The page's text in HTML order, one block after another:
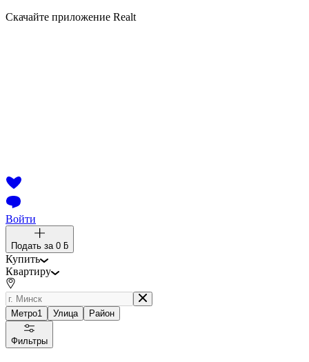
Скачайте приложение Realt
Войти
Подать за 0 ƃ
Купить
Квартиру
Метро1 Улица Район
Фильтры